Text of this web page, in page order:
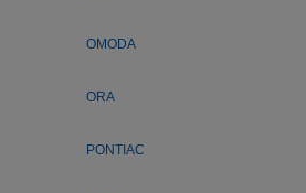
OMODA
ORA
PONTIAC